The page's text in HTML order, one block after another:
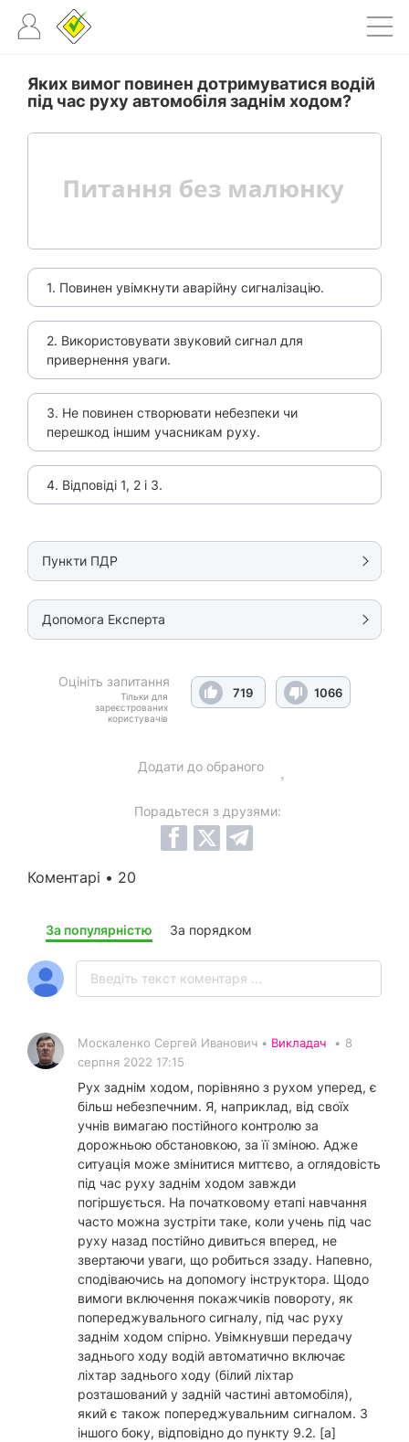
Яких вимог повинен дотримуватися водій
під час руху автомобіля заднім ходом?
1. Повинен увімкнути аварійну сигналізацію.
2. Використовувати звуковий сигнал для
привернення уваги.
3. Не повинен створювати небезпеки чи
перешкод іншим учасникам руху.
4. Відповіді 1, 2 і 3.
Пункти ПДР
Допомога Експерта
Оцініть запитання
Тільки для
зареєстрованих
користувачів
719 1066
Додати до обраного
Порадьтеся з друзями:
Коментарі • 20
За популярністю За порядком
Москаленко Сергей Иванович • Викладач • 8
серпня 2022 17:15
Рух заднім ходом, порівняно з рухом уперед, є
більш небезпечним. Я, наприклад, від своїх
учнів вимагаю постійного контролю за
дорожньою обстановкою, за її зміною. Адже
ситуація може змінитися миттєво, а оглядовість
під час руху заднім ходом завжди
погіршується. На початковому етапі навчання
часто можна зустріти таке, коли учень під час
руху назад постійно дивиться вперед, не
звертаючи уваги, що робиться ззаду. Напевно,
сподіваючись на допомогу інструктора. Щодо
вимоги включення покажчиків повороту, як
попереджувального сигналу, під час руху
заднім ходом спірно. Увімкнувши передачу
заднього ходу водій автоматично включає
ліхтар заднього ходу (білий ліхтар
розташований у задній частині автомобіля),
який є також попереджувальним сигналом. З
іншого боку, відповідно до пункту 9.2. [a]